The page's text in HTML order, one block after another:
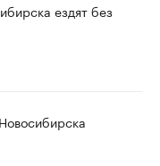
ездят без